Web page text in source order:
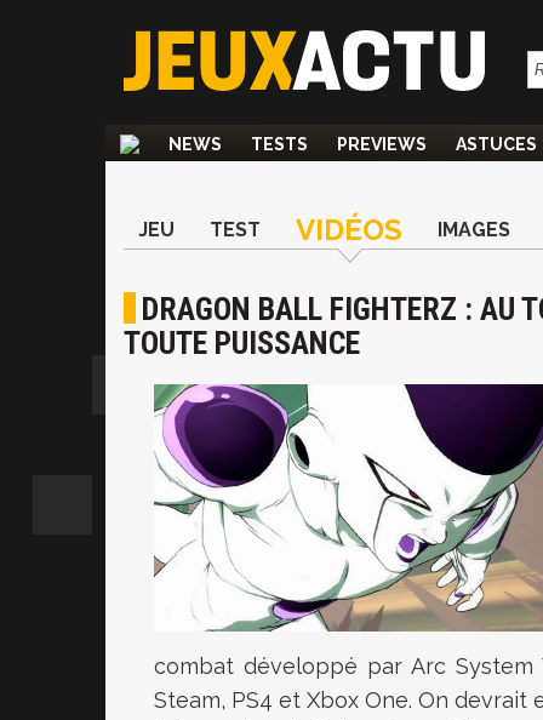
NEWS TESTS PREVIEWS ASTUCES
JEU TEST VIDÉOS IMAGES
DRAGON BALL FIGHTERZ : AU
TOUTE PUISSANCE
combat développé par Arc
Steam, PS4 et Xbox One. On